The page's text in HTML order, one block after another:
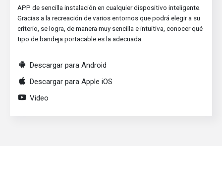
APP de sencilla instalación en cualquier dispositivo inteligente.
Gracias a la recreación de varios entornos que podrá elegir a su
criterio, se logra, de manera muy sencilla e intuitiva, conocer qué
tipo de bandeja portacable es la adecuada.
Descargar para Android
Descargar para Apple iOS
Video